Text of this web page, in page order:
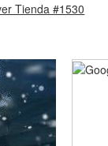
Tienda #1530